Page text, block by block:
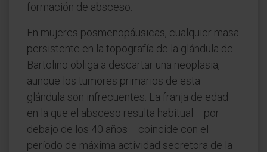
formación de absceso.
En mujeres posmenopáusicas, cualquier masa
persistente en la topografía de la glándula de
Bartolino obliga a descartar una neoplasia,
aunque los tumores primarios de esta
glándula son infrecuentes. La franja de edad
en la que el absceso resulta habitual —por
debajo de los 40 años— coincide con el
período de máxima actividad secretora de la